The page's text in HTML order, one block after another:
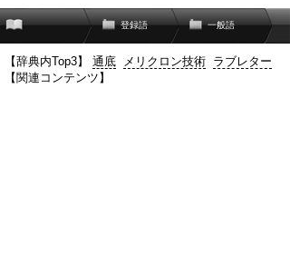
登録語 一般語
【辞典内Top3】 通底 メリクロン技術 ラブレター
【関連コンテンツ】